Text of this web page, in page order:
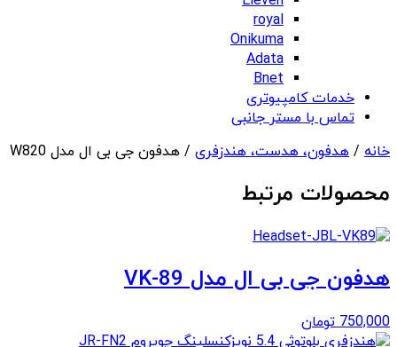
royal
Onikuma
Adata
Bnet
خدمات کامپیوتری
تماس با مستر جانبی
خانه / هدفون، هدست، هندزفری / هدفون جی بی ال مدل W820
محصولات مرتبط
هدفون جی بی ال مدل VK-89
750,000 تومان